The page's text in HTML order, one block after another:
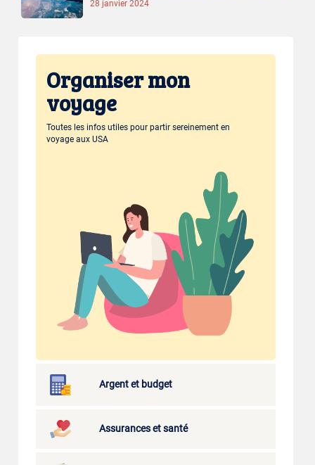
28 janvier 2024
Organiser mon
voyage
Toutes les infos utiles pour partir sereinement en
voyage aux USA
Argent et budget
Assurances et santé